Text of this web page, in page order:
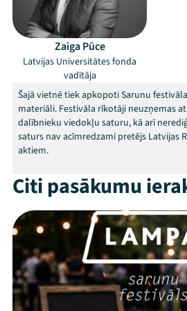
Mana
Festivāls
Arhīvs
Viņi bija
Jaunumi
Ziedo
Zaiga Pūce
Latvijas Universitātes fonda
vadītāja
Šajā vietnē tiek apkopoti Sarunu
materiāli. Festivāla rīkotāji neuzņemas
dalībnieku viedokļu saturu, kā arī
saturs nav acīmredzami pretējs Latvijas
aktiem.
Citi pasākumu